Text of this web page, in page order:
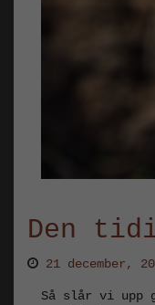
Den
21 december,
Så slår vi upp